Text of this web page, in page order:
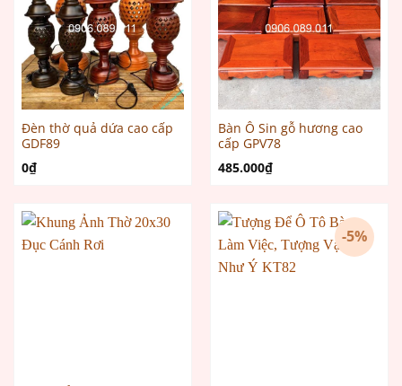
Đèn thờ quả dứa cao cấp
GDF89
0₫
Bàn Ô Sin gỗ hương cao
cấp GPV78
485.000₫
-5%